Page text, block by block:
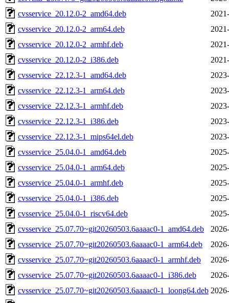
cvsservice_20.12.0-2_amd64.deb
cvsservice_20.12.0-2_arm64.deb
cvsservice_20.12.0-2_armhf.deb
cvsservice_20.12.0-2_i386.deb
cvsservice_22.12.3-1_amd64.deb
cvsservice_22.12.3-1_arm64.deb
cvsservice_22.12.3-1_armhf.deb
cvsservice_22.12.3-1_i386.deb
cvsservice_22.12.3-1_mips64el.deb
cvsservice_25.04.0-1_amd64.deb
cvsservice_25.04.0-1_arm64.deb
cvsservice_25.04.0-1_armhf.deb
cvsservice_25.04.0-1_i386.deb
cvsservice_25.04.0-1_riscv64.deb
cvsservice_25.07.70~git20260503.6aaaac0-1_amd64.deb
cvsservice_25.07.70~git20260503.6aaaac0-1_arm64.deb
cvsservice_25.07.70~git20260503.6aaaac0-1_armhf.deb
cvsservice_25.07.70~git20260503.6aaaac0-1_i386.deb
cvsservice_25.07.70~git20260503.6aaaac0-1_loong64.deb